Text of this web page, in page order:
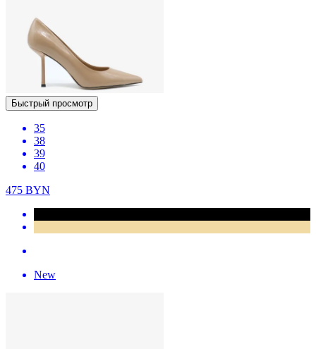
Быстрый просмотр
35
38
39
40
475 BYN
New